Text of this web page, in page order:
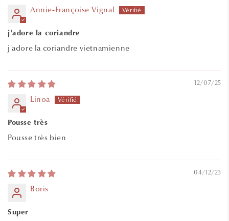
Annie-Françoise Vignal
j'adore la coriandre
j'adore la coriandre vietnamienne
12/07/25
Linoa
Pousse très
Pousse très bien
04/12/23
Boris
Super